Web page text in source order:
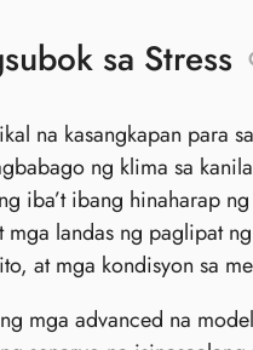
sa Stress
na kasangkapan para
ng klima sa
iba’t ibang hinaharap
landas ng paglipat
at mga kondisyon sa
mga advanced na